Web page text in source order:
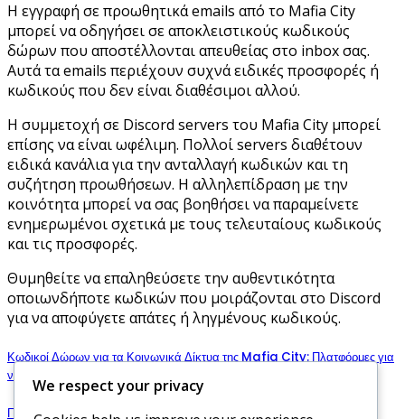
Η εγγραφή σε προωθητικά emails από το Mafia City
μπορεί να οδηγήσει σε αποκλειστικούς κωδικούς
δώρων που αποστέλλονται απευθείας στο inbox σας.
Αυτά τα emails περιέχουν συχνά ειδικές προσφορές ή
κωδικούς που δεν είναι διαθέσιμοι αλλού.
Η συμμετοχή σε Discord servers του Mafia City μπορεί
επίσης να είναι ωφέλιμη. Πολλοί servers διαθέτουν
ειδικά κανάλια για την ανταλλαγή κωδικών και τη
συζήτηση προωθήσεων. Η αλληλεπίδραση με την
κοινότητα μπορεί να σας βοηθήσει να παραμείνετε
ενημερωμένοι σχετικά με τους τελευταίους κωδικούς
και τις προσφορές.
Θυμηθείτε να επαληθεύσετε την αυθεντικότητα
οποιωνδήποτε κωδικών που μοιράζονται στο Discord
για να αποφύγετε απάτες ή ληγμένους κωδικούς.
Κωδικοί Δώρων για τα Κοινωνικά Δίκτυα της Mafia City: Πλατφόρμες για
να ακολουθήσετε, Ανακοινώσεις Κωδικών, Οφέλη
Παρακολούθηση Ορόσημων Εκδηλώσεων Mafia City: Πώς να
We respect your privacy